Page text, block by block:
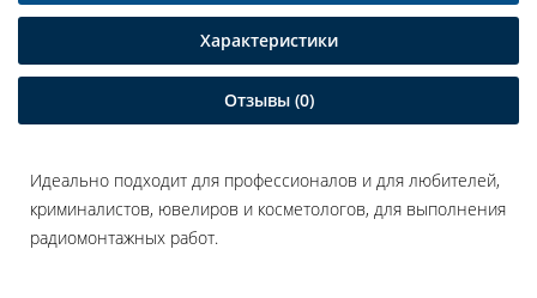
Характеристики
Отзывы (0)
Идеально подходит для профессионалов и для любителей,
криминалистов, ювелиров и косметологов, для выполнения
радиомонтажных работ.